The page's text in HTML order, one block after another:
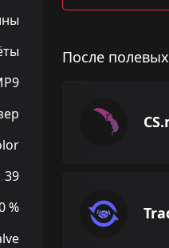
После
39
%